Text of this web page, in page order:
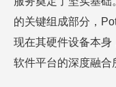
的关键组成部分，
现在其硬件设备本身
软件平台的深度融合